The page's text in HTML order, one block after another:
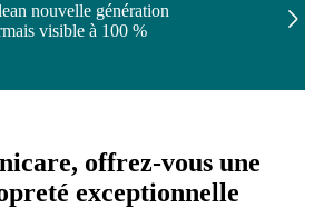
nouvelle génération
visible à 100 %
offrez-vous une
exceptionnelle